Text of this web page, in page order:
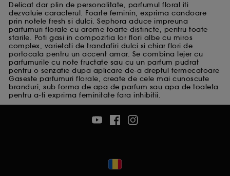
Delicat dar plin de personalitate, parfumul floral iti
dezvaluie caracterul. Foarte feminin, exprima candoare
prin notele fresh si dulci. Sephora aduce impreuna
parfumuri florale cu arome foarte distincte, pentru toate
starile. Poti gasi in compozitia lor flori albe cu miros
complex, varietati de trandafiri dulci si chiar flori de
portocala pentru un accent amar. Se combina lejer cu
parfumurile cu note fructate sau cu un parfum pudrat
pentru o senzatie dupa aplicare de-a dreptul fermecatoare
Gaseste parfumuri florale, create de cele mai cunoscute
branduri, sub forma de apa de parfum sau apa de toaleta
pentru a-ti exprima feminitate fara inhibitii.